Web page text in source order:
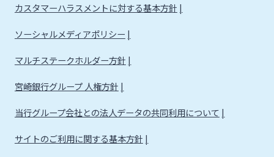
カスタマーハラスメントに対する基本方針
ソーシャルメディアポリシー
マルチステークホルダー方針
宮崎銀行グループ 人権方針
当行グループ会社との法人データの共同利用について
サイトのご利用に関する基本方針